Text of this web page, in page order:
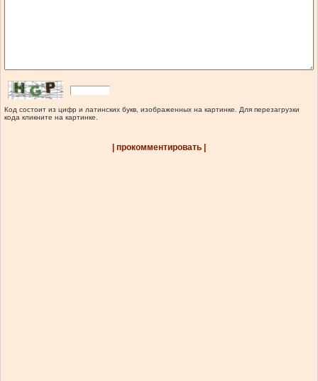
Код состоит из цифр и латинских букв, изображенных на картинке. Для перезагрузки
кода кликните на картинке.
| прокомментировать |